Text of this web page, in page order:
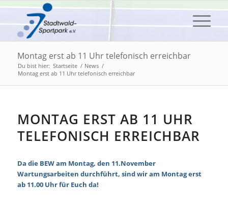
Montag erst ab 11 Uhr telefonisch erreichbar
Du bist hier: Startseite / News /
Montag erst ab 11 Uhr telefonisch erreichbar
MONTAG ERST AB 11 UHR
TELEFONISCH ERREICHBAR
Da die BEW am Montag, den 11.November
Wartungsarbeiten durchführt, sind wir am Montag erst
ab 11.00 Uhr für Euch da!